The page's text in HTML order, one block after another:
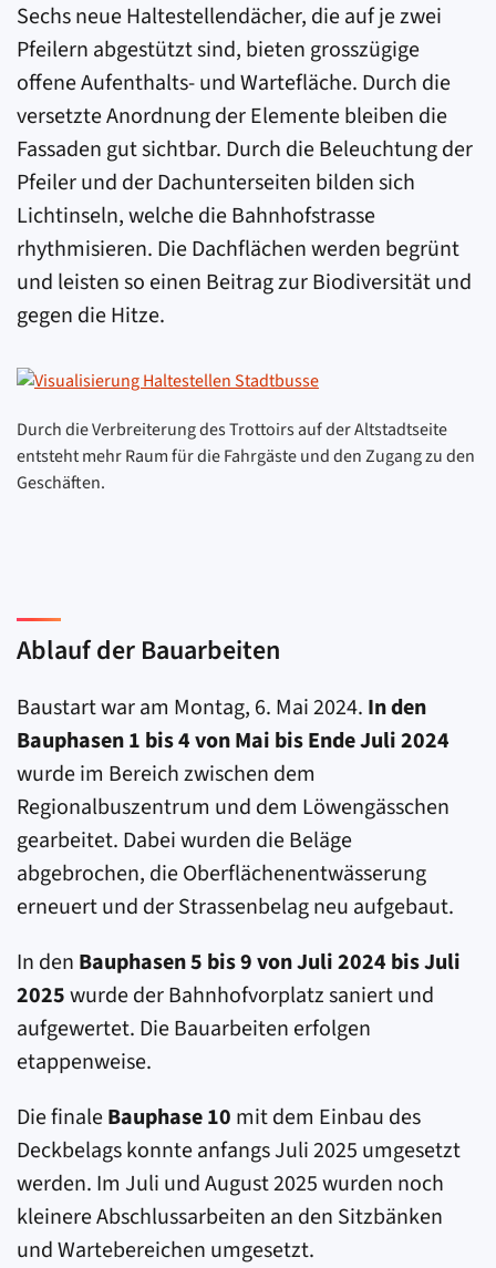
Sechs neue Haltestellendächer, die auf je zwei
Pfeilern abgestützt sind, bieten grosszügige
offene Aufenthalts- und Wartefläche. Durch die
versetzte Anordnung der Elemente bleiben die
Fassaden gut sichtbar. Durch die Beleuchtung der
Pfeiler und der Dachunterseiten bilden sich
Lichtinseln, welche die Bahnhofstrasse
rhythmisieren. Die Dachflächen werden begrünt
und leisten so einen Beitrag zur Biodiversität und
gegen die Hitze.
Durch die Verbreiterung des Trottoirs auf der Altstadtseite
entsteht mehr Raum für die Fahrgäste und den Zugang zu den
Geschäften.
Ablauf der Bauarbeiten
Baustart war am Montag, 6. Mai 2024. In den
Bauphasen 1 bis 4 von Mai bis Ende Juli 2024
wurde im Bereich zwischen dem
Regionalbuszentrum und dem Löwengässchen
gearbeitet. Dabei wurden die Beläge
abgebrochen, die Oberflächenentwässerung
erneuert und der Strassenbelag neu aufgebaut.
In den Bauphasen 5 bis 9 von Juli 2024 bis Juli
2025wurde der Bahnhofvorplatz saniert und
aufgewertet. Die Bauarbeiten erfolgen
etappenweise.
Die finaleBauphase 10 mit dem Einbau des
Deckbelags konnte anfangs Juli 2025 umgesetzt
werden. Im Juli und August 2025 wurden noch
kleinere Abschlussarbeiten an den Sitzbänken
und Wartebereichen umgesetzt.